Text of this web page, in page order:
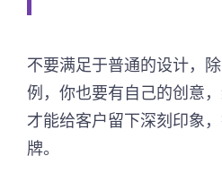
不要满足于普通的设计，
例，你也要有自己的创意
才能给客户留下深刻印象
牌。